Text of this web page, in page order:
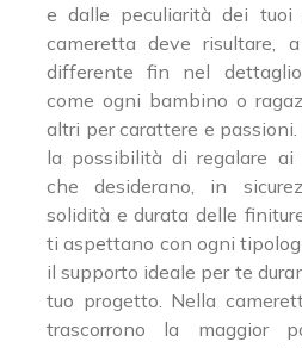
e dalle peculiarità dei tuoi
cameretta deve risultare,
differente fin nel
come ogni bambino o
altri per carattere e
la possibilità di regalare ai
che desiderano, in
solidità e durata delle
ti aspettano con ogni
il supporto ideale per te
tuo progetto. Nella
trascorrono la maggior